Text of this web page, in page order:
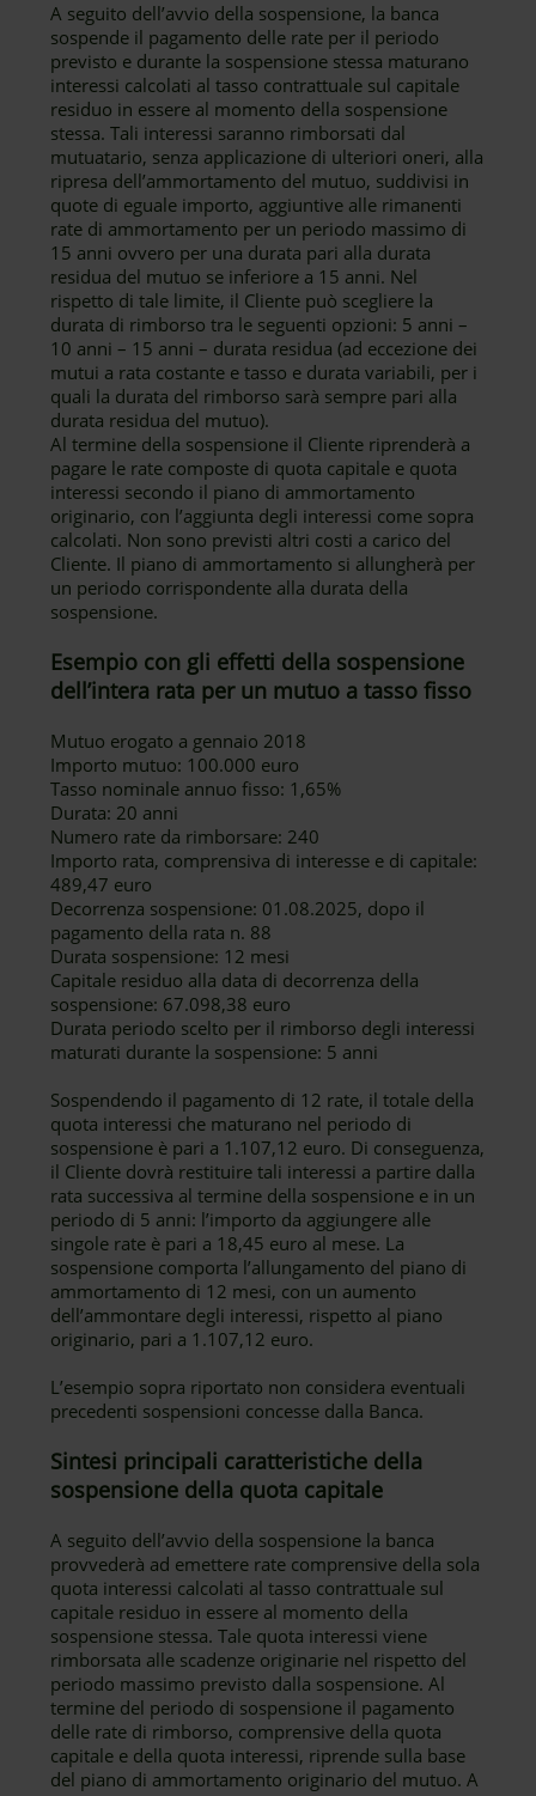
A seguito dell’avvio della sospensione, la banca
sospende il pagamento delle rate per il periodo
previsto e durante la sospensione stessa maturano
interessi calcolati al tasso contrattuale sul capitale
residuo in essere al momento della sospensione
stessa. Tali interessi saranno rimborsati dal
mutuatario, senza applicazione di ulteriori oneri, alla
ripresa dell’ammortamento del mutuo, suddivisi in
quote di eguale importo, aggiuntive alle rimanenti
rate di ammortamento per un periodo massimo di
15 anni ovvero per una durata pari alla durata
residua del mutuo se inferiore a 15 anni. Nel
rispetto di tale limite, il Cliente può scegliere la
durata di rimborso tra le seguenti opzioni: 5 anni –
10 anni – 15 anni – durata residua (ad eccezione dei
mutui a rata costante e tasso e durata variabili, per i
quali la durata del rimborso sarà sempre pari alla
durata residua del mutuo).
Al termine della sospensione il Cliente riprenderà a
pagare le rate composte di quota capitale e quota
interessi secondo il piano di ammortamento
originario, con l’aggiunta degli interessi come sopra
calcolati. Non sono previsti altri costi a carico del
Cliente. Il piano di ammortamento si allungherà per
un periodo corrispondente alla durata della
sospensione.
Esempio con gli effetti della sospensione
dell’intera rata per un mutuo a tasso fisso
Mutuo erogato a gennaio 2018
Importo mutuo: 100.000 euro
Tasso nominale annuo fisso: 1,65%
Durata: 20 anni
Numero rate da rimborsare: 240
Importo rata, comprensiva di interesse e di capitale:
489,47 euro
Decorrenza sospensione: 01.08.2025, dopo il
pagamento della rata n. 88
Durata sospensione: 12 mesi
Capitale residuo alla data di decorrenza della
sospensione: 67.098,38 euro
Durata periodo scelto per il rimborso degli interessi
maturati durante la sospensione: 5 anni
Sospendendo il pagamento di 12 rate, il totale della
quota interessi che maturano nel periodo di
sospensione è pari a 1.107,12 euro. Di conseguenza,
il Cliente dovrà restituire tali interessi a partire dalla
rata successiva al termine della sospensione e in un
periodo di 5 anni: l’importo da aggiungere alle
singole rate è pari a 18,45 euro al mese. La
sospensione comporta l’allungamento del piano di
ammortamento di 12 mesi, con un aumento
dell’ammontare degli interessi, rispetto al piano
originario, pari a 1.107,12 euro.
L’esempio sopra riportato non considera eventuali
precedenti sospensioni concesse dalla Banca.
Sintesi principali caratteristiche della
sospensione della quota capitale
A seguito dell’avvio della sospensione la banca
provvederà ad emettere rate comprensive della sola
quota interessi calcolati al tasso contrattuale sul
capitale residuo in essere al momento della
sospensione stessa. Tale quota interessi viene
rimborsata alle scadenze originarie nel rispetto del
periodo massimo previsto dalla sospensione. Al
termine del periodo di sospensione il pagamento
delle rate di rimborso, comprensive della quota
capitale e della quota interessi, riprende sulla base
del piano di ammortamento originario del mutuo. A